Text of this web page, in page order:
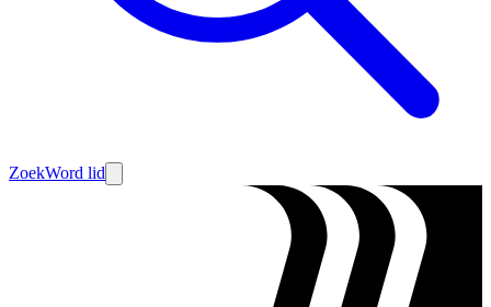
ZoekWord lid